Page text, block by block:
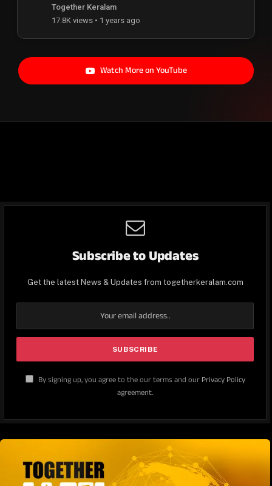
Together Keralam
17.8K views • 1 years ago
Watch More on YouTube
Subscribe to Updates
Get the latest News & Updates from togetherkeralam.com
By signing up, you agree to the our terms and our Privacy Policy
agreement.